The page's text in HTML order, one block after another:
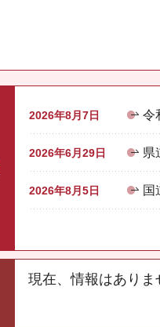
2026年8月7日 令
2026年6月29日 県
2026年8月5日 国
現在、情報はありま